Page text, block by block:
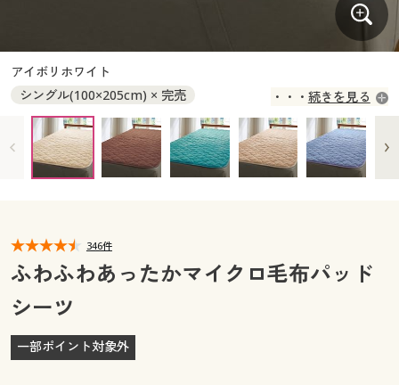
大きいサイズ 事務・制服
カタログ・チラシからのご注文
デジタルカタログ
カタログ無料プレゼント
マイページ
閲覧履歴
お気に入り
デジタルカタログ
カタログ無料プレゼント
会員メニュー
閲覧履歴
サポート
アイボリホワイト
シングル(100×205cm) × 完売
セミダブル(120×205cm) ○ 在庫わずか
ダブル(140×205cm) × 完売
続きを見る
346件
ふわふわあったかマイクロ毛布パッド
シーツ
一部ポイント対象外